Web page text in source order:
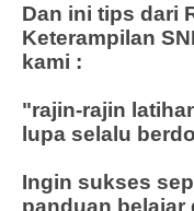
Dan ini tips dari
Keterampilan
kami :
"rajin-rajin
lupa selalu
Ingin sukses
panduan